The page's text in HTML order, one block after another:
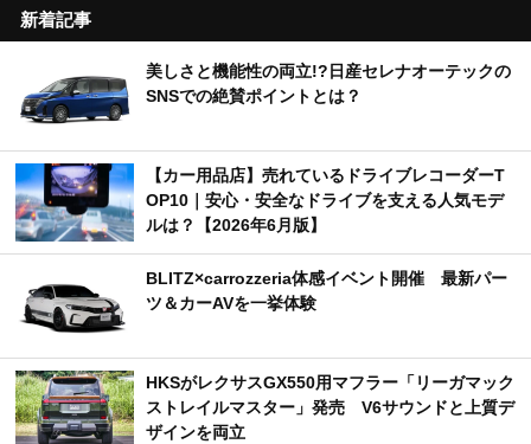
新着記事
美しさと機能性の両立!?日産セレナオーテックの
SNSでの絶賛ポイントとは？
【カー用品店】売れているドライブレコーダーT
OP10｜安心・安全なドライブを支える人気モデ
ルは？【2026年6月版】
BLITZ×carrozzeria体感イベント開催 最新パー
ツ＆カーAVを一挙体験
HKSがレクサスGX550用マフラー「リーガマック
ストレイルマスター」発売 V6サウンドと上質デ
ザインを両立